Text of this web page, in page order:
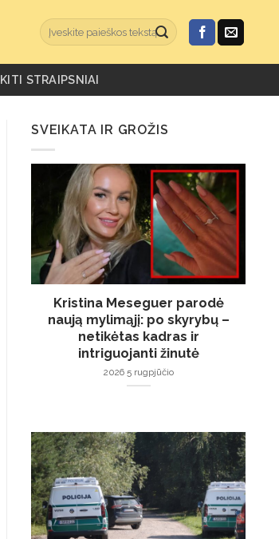
KITI STRAIPSNIAI
SVEIKATA IR GROŽIS
Kristina Meseguer parodė
naują mylimąjį: po skyrybų –
netikėtas kadras ir
intriguojanti žinutė
2026 5 rugpjūčio